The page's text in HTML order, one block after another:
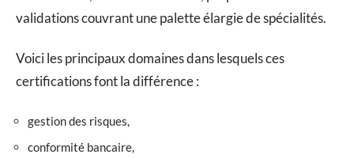
validations couvrant une palette élargie de spécialités.
Voici les principaux domaines dans lesquels ces
certifications font la différence :
gestion des risques,
conformité bancaire,